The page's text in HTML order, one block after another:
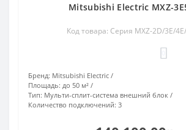
Mitsubishi Electric MXZ-
Код товара: Серия MXZ-2D/3E/
Бренд: Mitsubishi Electric
Площадь: до 50 м²
Тип: Мульти-сплит-система внешний блок
Количество подключений: 3